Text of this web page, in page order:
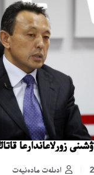
زورلاعاندارعا
ادىلەت مادەنيەت